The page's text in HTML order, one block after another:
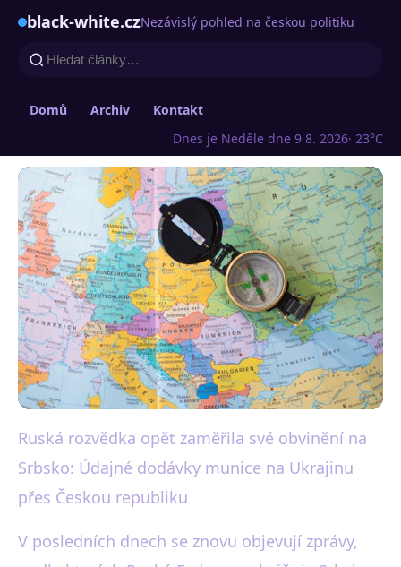
black-white.czNezávislý pohled na českou politiku
Domů Archiv
Kontakt
Dnes je Neděle dne 9 8. 2026· 23°C
black-white.cz
Rusko obviňuje Srbsko z
dodávek munice na Ukrajinu
přes ČR
Ruská rozvědka opět zaměřila své obvinění na
Srbsko: Údajné dodávky munice na Ukrajinu
přes Českou republiku
V posledních dnech se znovu objevují zprávy,